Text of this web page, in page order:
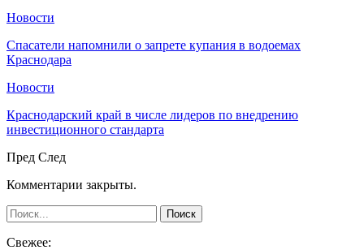
Новости
Спасатели напомнили о запрете купания в водоемах
Краснодара
Новости
Краснодарский край в числе лидеров по внедрению
инвестиционного стандарта
Пред След
Комментарии закрыты.
Свежее: